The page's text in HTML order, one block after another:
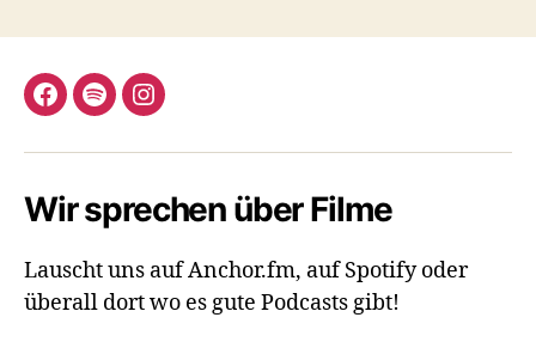
Facebook
SpotifyInstagram
Wir sprechen über Filme
Lauscht uns auf Anchor.fm, auf Spotify oder
überall dort wo es gute Podcasts gibt!